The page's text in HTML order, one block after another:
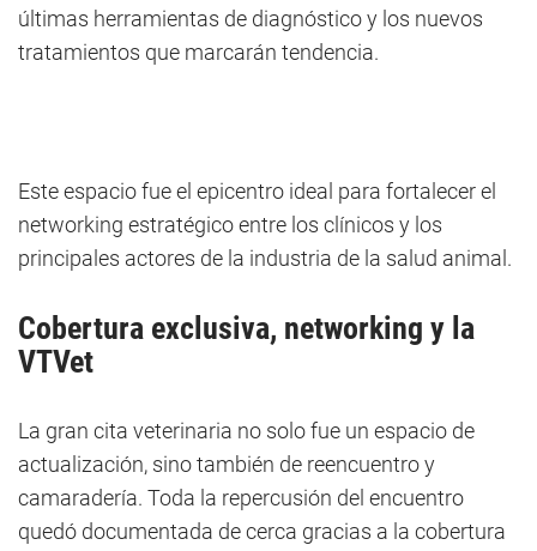
últimas herramientas de diagnóstico y los nuevos
tratamientos que marcarán tendencia.
Este espacio fue el epicentro ideal para fortalecer el
networking estratégico entre los clínicos y los
principales actores de la industria de la salud animal.
Cobertura exclusiva, networking y la
VTVet
La gran cita veterinaria no solo fue un espacio de
actualización, sino también de reencuentro y
camaradería. Toda la repercusión del encuentro
quedó documentada de cerca gracias a la cobertura